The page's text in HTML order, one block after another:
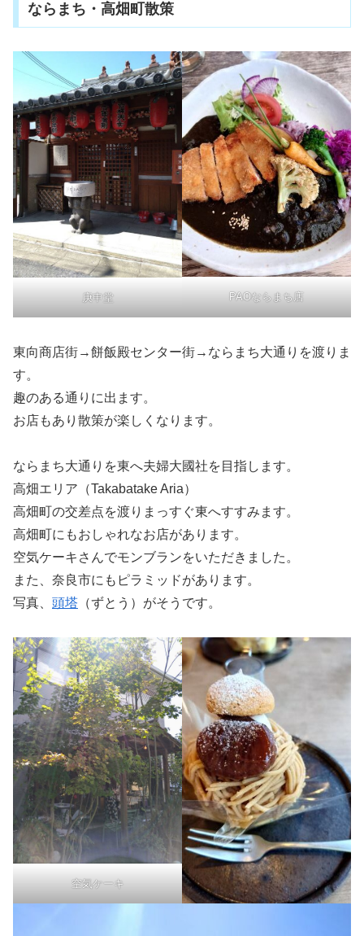
ならまち・高畑町散策
庚申堂 PAOならまち店
東向商店街→餅飯殿センター街→ならまち大通りを渡りま
す。
趣のある通りに出ます。
お店もあり散策が楽しくなります。
ならまち大通りを東へ夫婦大國社を目指します。
高畑エリア（Takabatake Aria）
高畑町の交差点を渡りまっすぐ東へすすみます。
高畑町にもおしゃれなお店があります。
空気ケーキさんでモンブランをいただきました。
また、奈良市にもピラミッドがあります。
写真、 頭塔 （ずとう）がそうです。
空気ケーキ